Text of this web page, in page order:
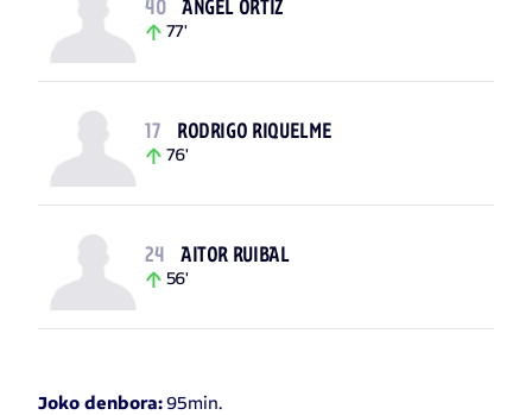
40
ÁNGEL ORTIZ
77'
17
RODRIGO RIQUELME
76'
24
AITOR RUIBAL
56'
Joko denbora:95min.